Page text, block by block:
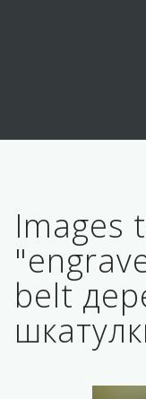
Images
belt